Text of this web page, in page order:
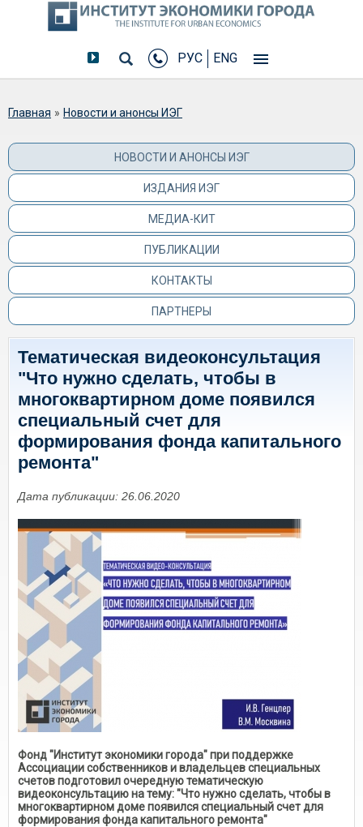
РУС ENG
Вы здесь
Главная » Новости и анонсы ИЭГ
НОВОСТИ И АНОНСЫ ИЭГ
ИЗДАНИЯ ИЭГ
МЕДИА-КИТ
ПУБЛИКАЦИИ
КОНТАКТЫ
ПАРТНЕРЫ
Тематическая видеоконсультация
"Что нужно сделать, чтобы в
многоквартирном доме появился
специальный счет для
формирования фонда капитального
ремонта"
Дата публикации: 26.06.2020
Фонд "Институт экономики города" при поддержке
Ассоциации собственников и владельцев специальных
счетов подготовил очередную тематическую
видеоконсультацию на тему: "Что нужно сделать, чтобы в
многоквартирном доме появился специальный счет для
формирования фонда капитального ремонта"